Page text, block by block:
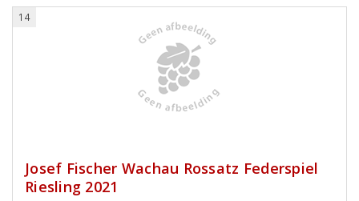
14
Josef Fischer Wachau Rossatz Federspiel
Riesling 2021